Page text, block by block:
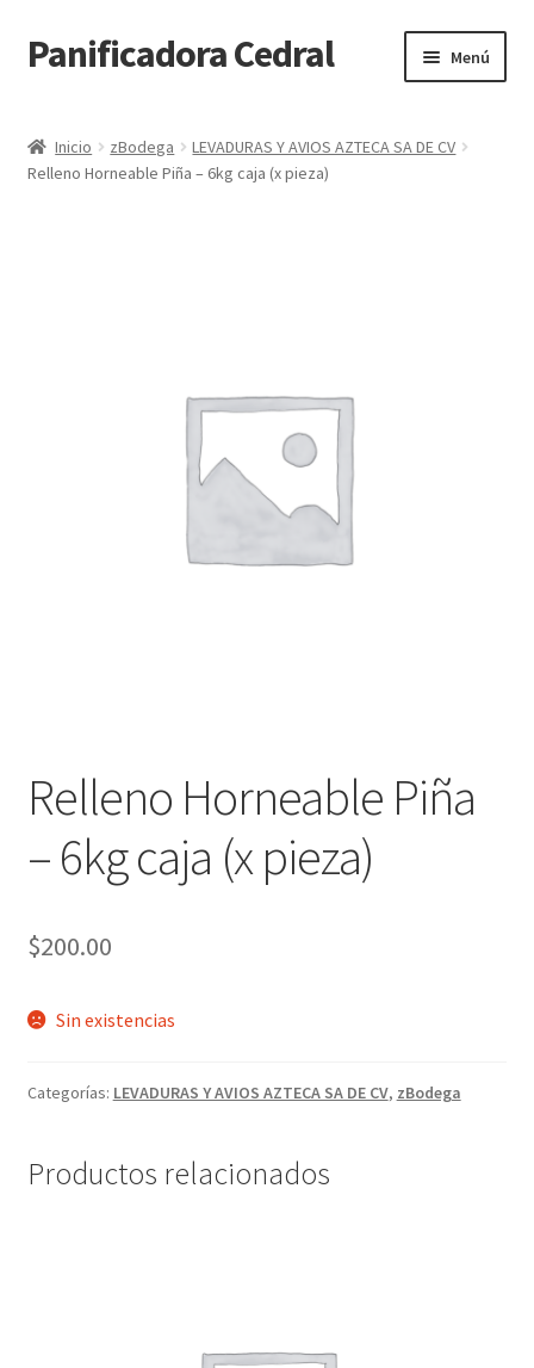
Ir
a
navegación
Ir
al
Panificadora Cedral Menú
Carrito
Inicio zBodega
LEVADURAS Y AVIOS AZTECA SA DE CV
Relleno Horneable Piña – 6kg caja (x pieza)
Relleno Horneable Piña
– 6kg caja (x pieza)
$200.00
Sin existencias
Categorías: LEVADURAS Y AVIOS AZTECA SA DE CV, zBodega
Productos relacionados